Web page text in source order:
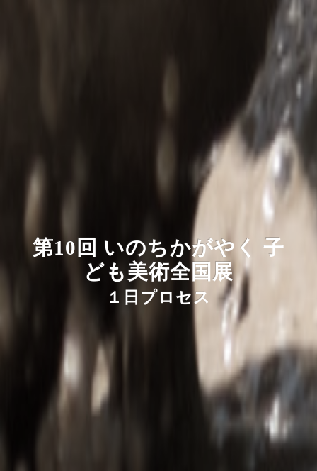
第10回 いのちかがやく 子
ども美術全国展
１日プロセス